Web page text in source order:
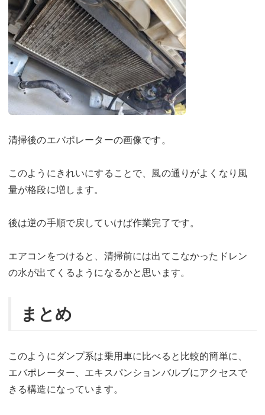
清掃後のエバポレーターの画像です。
このようにきれいにすることで、風の通りがよくなり風
量が格段に増します。
後は逆の手順で戻していけば作業完了です。
エアコンをつけると、清掃前には出てこなかったドレン
の水が出てくるようになるかと思います。
まとめ
このようにダンプ系は乗用車に比べると比較的簡単に、
エバポレーター、エキスパンションバルブにアクセスで
きる構造になっています。